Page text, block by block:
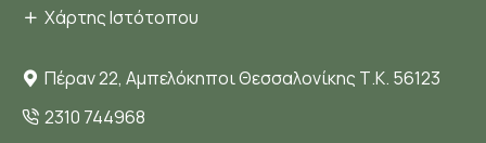
Χάρτης Ιστότοπου
Πέραν 22, Αμπελόκηποι Θεσσαλονίκης Τ.Κ. 56123
2310 744968